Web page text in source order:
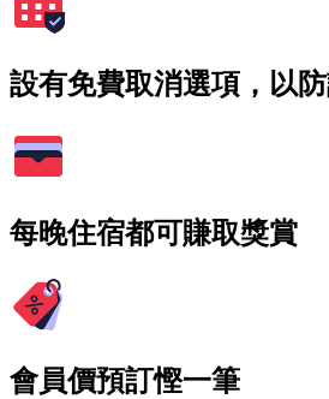
設有免費取消選項，以
每晚住宿都可賺取獎賞
會員價預訂慳一筆